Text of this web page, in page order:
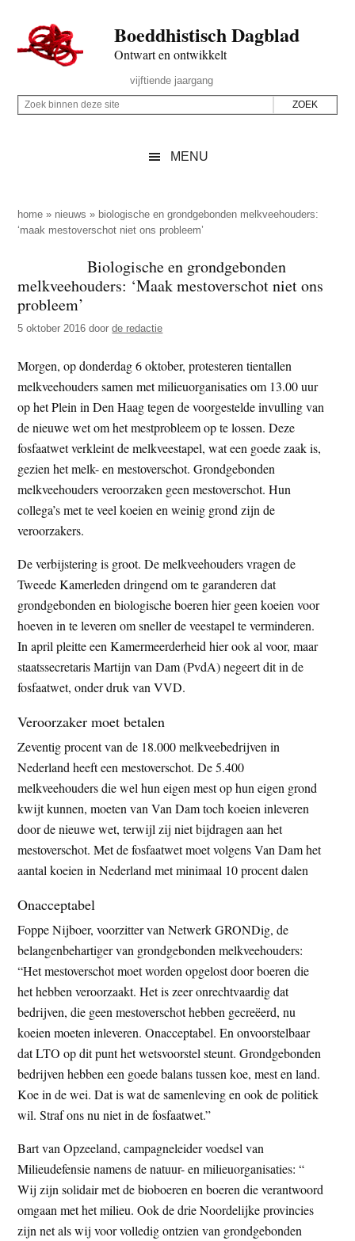
naar
de
inhoud
secondary
naar
de
sidebar
naar
de
Boeddhistisch Dagblad
Ontwart en ontwikkelt
Rechts
vijftiende jaargang
Z
p
d
z
e
s
t
e
Z
i
n
n
d
e
e
s
i
t
e
MENU
home » nieuws » biologische en grondgebonden melkveehouders:
‘maak mestoverschot niet ons probleem’
Biologische en grondgebonden
melkveehouders: ‘Maak mestoverschot niet ons
probleem’
5 oktober 2016 doorde redactie
Morgen, op donderdag 6 oktober, protesteren tientallen
melkveehouders samen met milieuorganisaties om 13.00 uur
op het Plein in Den Haag tegen de voorgestelde invulling van
de nieuwe wet om het mestprobleem op te lossen. Deze
fosfaatwet verkleint de melkveestapel, wat een goede zaak is,
gezien het melk- en mestoverschot. Grondgebonden
melkveehouders veroorzaken geen mestoverschot. Hun
collega’s met te veel koeien en weinig grond zijn de
veroorzakers.
De verbijstering is groot. De melkveehouders vragen de
Tweede Kamerleden dringend om te garanderen dat
grondgebonden en biologische boeren hier geen koeien voor
hoeven in te leveren om sneller de veestapel te verminderen.
In april pleitte een Kamermeerderheid hier ook al voor, maar
staatssecretaris Martijn van Dam (PvdA) negeert dit in de
fosfaatwet, onder druk van VVD.
Veroorzaker moet betalen
Zeventig procent van de 18.000 melkveebedrijven in
Nederland heeft een mestoverschot. De 5.400
melkveehouders die wel hun eigen mest op hun eigen grond
kwijt kunnen, moeten van Van Dam toch koeien inleveren
door de nieuwe wet, terwijl zij niet bijdragen aan het
mestoverschot. Met de fosfaatwet moet volgens Van Dam het
aantal koeien in Nederland met minimaal 10 procent dalen
Onacceptabel
Foppe Nijboer, voorzitter van Netwerk GRONDig, de
belangenbehartiger van grondgebonden melkveehouders:
“Het mestoverschot moet worden opgelost door boeren die
het hebben veroorzaakt. Het is zeer onrechtvaardig dat
bedrijven, die geen mestoverschot hebben gecreëerd, nu
koeien moeten inleveren. Onacceptabel. En onvoorstelbaar
dat LTO op dit punt het wetsvoorstel steunt. Grondgebonden
bedrijven hebben een goede balans tussen koe, mest en land.
Koe in de wei. Dat is wat de samenleving en ook de politiek
wil. Straf ons nu niet in de fosfaatwet.”
Bart van Opzeeland, campagneleider voedsel van
Milieudefensie namens de natuur- en milieuorganisaties: “
Wij zijn solidair met de bioboeren en boeren die verantwoord
omgaan met het milieu. Ook de drie Noordelijke provincies
zijn net als wij voor volledig ontzien van grondgebonden